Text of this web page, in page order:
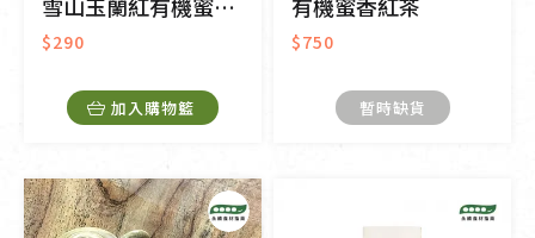
$290
加入購物籃
$750
暫時缺貨